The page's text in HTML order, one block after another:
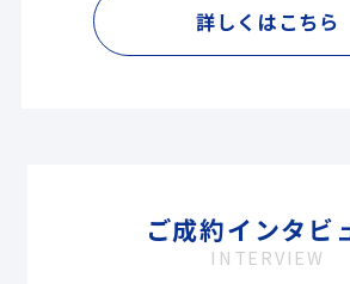
詳しくはこちら
ご成約インタビ
INTERVIEW